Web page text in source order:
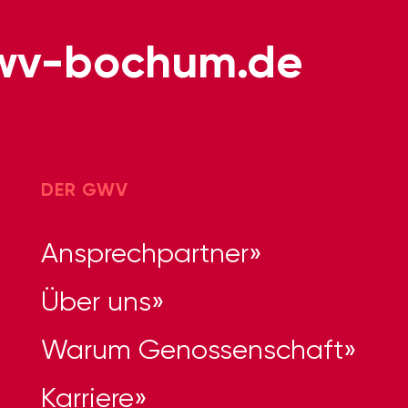
bochum.de
DER GWV
Ansprechpartner
Über uns
Warum Genossenschaft
Karriere